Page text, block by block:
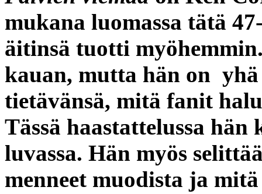
mukana luomassa tätä
äitinsä tuotti
kauan, mutta hän on
tietävänsä, mitä fanit
Tässä haastattelussa
luvassa. Hän myös
menneet muodista ja